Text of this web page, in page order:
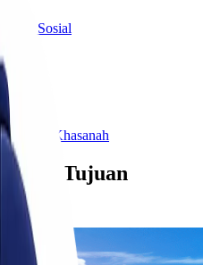
Sosial
Ulfi Khasanah
Tujuan